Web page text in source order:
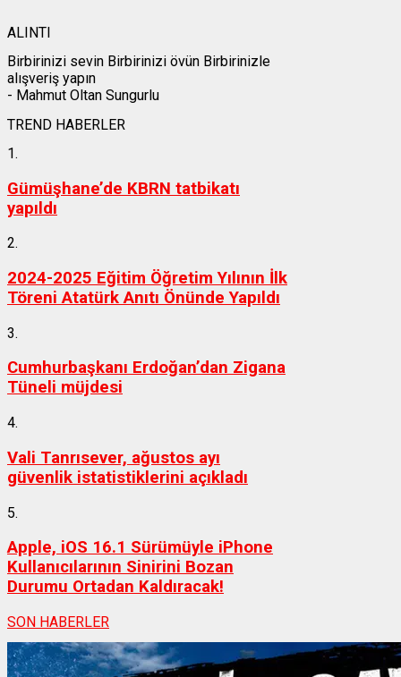
ALINTI
Birbirinizi sevin Birbirinizi övün Birbirinizle
alışveriş yapın
- Mahmut Oltan Sungurlu
TREND HABERLER
1.
Gümüşhane’de KBRN tatbikatı
yapıldı
2.
2024-2025 Eğitim Öğretim Yılının İlk
Töreni Atatürk Anıtı Önünde Yapıldı
3.
Cumhurbaşkanı Erdoğan’dan Zigana
Tüneli müjdesi
4.
Vali Tanrısever, ağustos ayı
güvenlik istatistiklerini açıkladı
5.
Apple, iOS 16.1 Sürümüyle iPhone
Kullanıcılarının Sinirini Bozan
Durumu Ortadan Kaldıracak!
SON HABERLER